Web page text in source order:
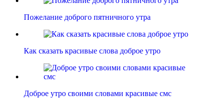
Пожелание доброго пятничного утра
Как сказать красивые слова доброе утро
Доброе утро своими словами красивые смс